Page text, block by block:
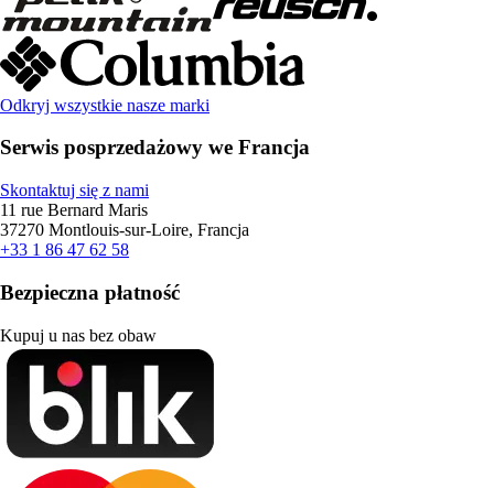
Odkryj wszystkie nasze marki
Serwis posprzedażowy we Francja
Skontaktuj się z nami
11 rue Bernard Maris
37270 Montlouis-sur-Loire, Francja
+33 1 86 47 62 58
Bezpieczna płatność
Kupuj u nas bez obaw